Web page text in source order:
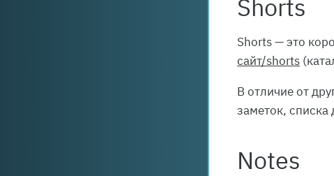
Shorts
Shorts — это
сайт/shorts
В отличие от
заметок, списка
Notes